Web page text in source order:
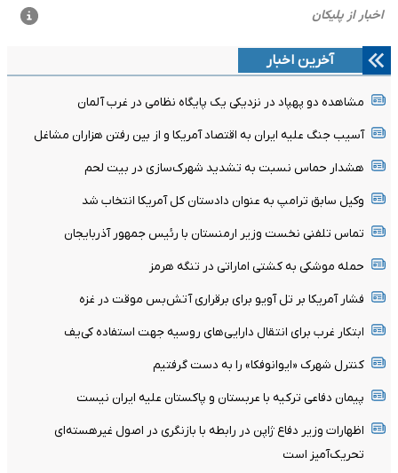
آخرین اخبار
مشاهده دو پهپاد در نزدیکی یک پایگاه نظامی در غرب آلمان
آسیب جنگ علیه ایران به اقتصاد آمریکا و از بین رفتن هزاران مشاغل
هشدار حماس نسبت به تشدید شهرک‌سازی در بیت‌ لحم
وکیل سابق ترامپ به عنوان دادستان کل آمریکا انتخاب شد
تماس تلفنی نخست وزیر ارمنستان با رئیس جمهور آذربایجان
حمله موشکی به کشتی اماراتی در تنگه هرمز
فشار آمریکا بر تل ‌آویو برای برقراری آتش‌بس موقت در غزه
ابتکار غرب برای انتقال دارایی‌های روسیه جهت استفاده کی‌یف
کنترل شهرک «ایوانوفکا» را به دست گرفتیم
پیمان دفاعی ترکیه با عربستان و پاکستان علیه ایران نیست
اظهارات وزیر دفاع ژاپن در رابطه با بازنگری در اصول غیرهسته‌ای
تحریک‌آمیز است